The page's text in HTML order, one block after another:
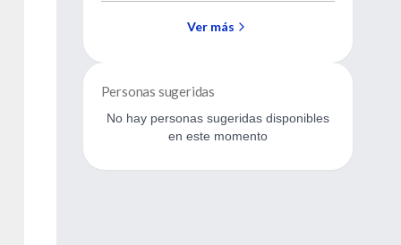
Ver más
Personas sugeridas
No hay personas sugeridas disponibles
en este momento